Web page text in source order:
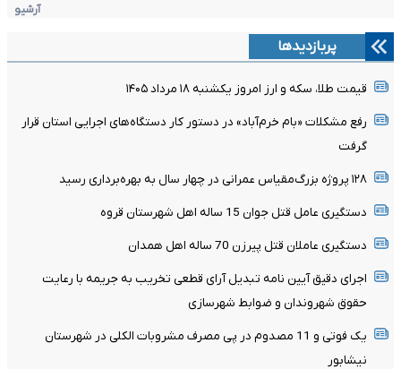
آرشیو
پربازدیدها
قیمت طلا، سکه و ارز امروز یکشنبه ۱۸ مرداد ۱۴۰۵
رفع مشکلات «بام خرم‌آباد» در دستور کار دستگاه‌های اجرایی استان قرار
گرفت
۱۲۸ پروژه بزرگ‌مقیاس عمرانی در چهار سال به بهره‌برداری رسید
دستگیری عامل قتل جوان 15 ساله اهل شهرستان قروه
دستگیری عاملان قتل پیرزن 70 ساله اهل همدان
اجرای دقیق آیین نامه تبدیل آرای قطعی تخریب به جریمه با رعایت
حقوق شهروندان و ضوابط شهرسازی
یک فوتی و 11 مصدوم در پی مصرف مشروبات الکلی در شهرستان
نیشابور